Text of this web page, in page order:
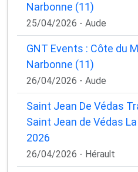
Narbonne (11)
25/04/2026 - Aude
GNT Events : Côte du
Narbonne (11)
26/04/2026 - Aude
Saint Jean De Védas
Saint Jean de Védas
2026
26/04/2026 - Hérault